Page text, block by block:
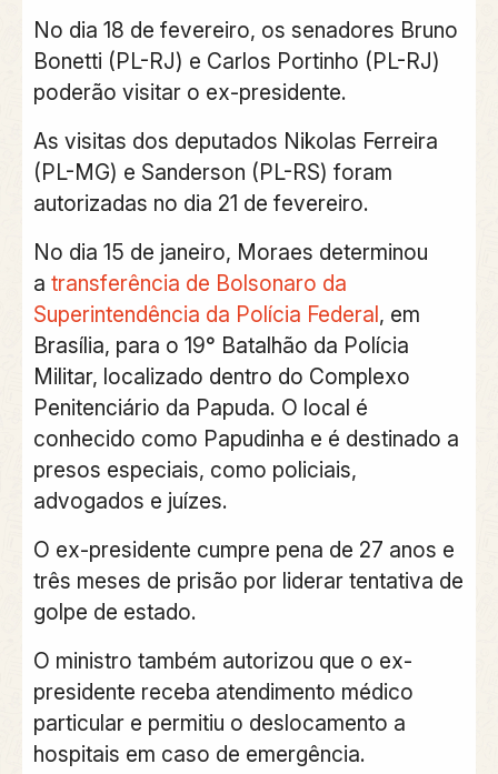
No dia 18 de fevereiro, os senadores Bruno
Bonetti (PL-RJ) e Carlos Portinho (PL-RJ)
poderão visitar o ex-presidente.
As visitas dos deputados Nikolas Ferreira
(PL-MG) e Sanderson (PL-RS) foram
autorizadas no dia 21 de fevereiro.
No dia 15 de janeiro, Moraes determinou
a transferência de Bolsonaro da
Superintendência da Polícia Federal, em
Brasília, para o 19° Batalhão da Polícia
Militar, localizado dentro do Complexo
Penitenciário da Papuda. O local é
conhecido como Papudinha e é destinado a
presos especiais, como policiais,
advogados e juízes.
O ex-presidente cumpre pena de 27 anos e
três meses de prisão por liderar tentativa de
golpe de estado.
O ministro também autorizou que o ex-
presidente receba atendimento médico
particular e permitiu o deslocamento a
hospitais em caso de emergência.